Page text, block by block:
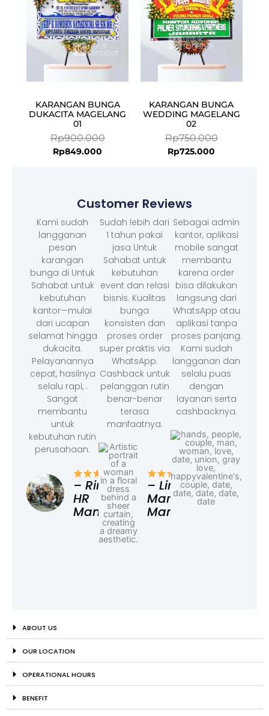
KARANGAN BUNGA
DUKACITA MAGELANG
01
Rp900.000
Rp849.000
KARANGAN BUNGA
WEDDING MAGELANG
02
Rp750.000
Rp725.000
Customer Reviews
Kami sudah
langganan
pesan
karangan
bunga di Untuk
Sahabat untuk
kebutuhan
kantor—mulai
dari ucapan
selamat hingga
dukacita.
Pelayanannya
cepat, hasilnya
selalu rapi, .
Sangat
membantu
untuk
kebutuhan rutin
perusahaan.
– Rina,
HR
Manager
Sudah lebih dari
1 tahun pakai
jasa Untuk
Sahabat untuk
kebutuhan
event dan relasi
bisnis. Kualitas
bunga
konsisten dan
proses order
super praktis via
WhatsApp.
Cashback untuk
pelanggan rutin
benar-benar
terasa
manfaatnya.
– Linda,
Marketing
Manager
Sebagai admin
kantor, aplikasi
mobile sangat
membantu
karena order
bisa dilakukan
langsung dari
WhatsApp atau
aplikasi tanpa
proses panjang.
Kami sudah
langganan dan
selalu puas
dengan
layanan serta
cashbacknya.
ABOUT US
OUR LOCATION
OPERATIONAL HOURS
BENEFIT